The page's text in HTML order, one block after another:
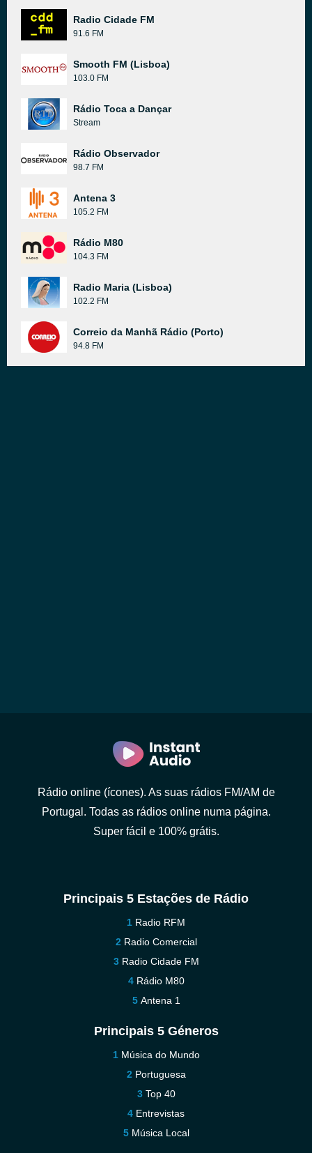
Radio Cidade FM
91.6 FM
Smooth FM (Lisboa)
103.0 FM
Rádio Toca a Dançar
Stream
Rádio Observador
98.7 FM
Antena 3
105.2 FM
Rádio M80
104.3 FM
Radio Maria (Lisboa)
102.2 FM
Correio da Manhã Rádio (Porto)
94.8 FM
Rádio online (ícones). As suas rádios FM/AM de
Portugal. Todas as rádios online numa página.
Super fácil e 100% grátis.
Principais 5 Estações de Rádio
Radio RFM
Radio Comercial
Radio Cidade FM
Rádio M80
Antena 1
Principais 5 Géneros
Música do Mundo
Portuguesa
Top 40
Entrevistas
Música Local